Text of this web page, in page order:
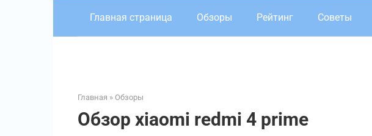
Главная страница Обзоры Рейтинг Советы
Главная » Обзоры
Обзор xiaomi redmi 4 prime